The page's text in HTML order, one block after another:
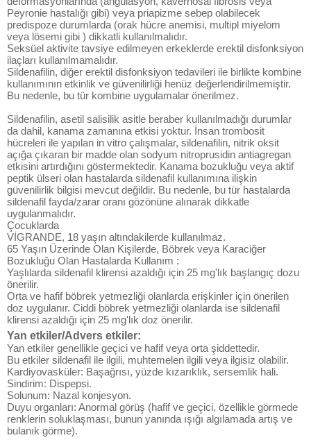
Peyronie hastalığı gibi) veya priapizme sebep olabilecek
predispoze durumlarda (orak hücre anemisi, multipl miyelom
veya lösemi gibi ) dikkatli kullanılmalıdır.
Seksüel aktivite tavsiye edilmeyen erkeklerde erektil disfonksiyon
ilaçları kullanılmamalıdır.
Sildenafilin, diğer erektil disfonksiyon tedavileri ile birlikte kombine
kullanımının etkinlik ve güvenilirliği henüz değerlendirilmemiştir.
Bu nedenle, bu tür kombine uygulamalar önerilmez.
Sildenafilin, asetil salisilik asitle beraber kullanılmadığı durumlar
da dahil, kanama zamanına etkisi yoktur. İnsan trombosit
hücreleri ile yapılan in vitro çalışmalar, sildenafilin, nitrik oksit
açığa çıkaran bir madde olan sodyum nitroprusidin antiagregan
etkisini artırdığını göstermektedir. Kanama bozukluğu veya aktif
peptik ülseri olan hastalarda sildenafil kullanımına ilişkin
güvenilirlik bilgisi mevcut değildir. Bu nedenle, bu tür hastalarda
sildenafil fayda/zarar oranı gözönüne alınarak dikkatle
uygulanmalıdır.
Çocuklarda
VİGRANDE, 18 yaşın altındakilerde kullanılmaz.
65 Yaşın Üzerinde Olan Kişilerde, Böbrek veya Karaciğer
Bozukluğu Olan Hastalarda Kullanım :
Yaşlılarda sildenafil klirensi azaldığı için 25 mg'lık başlangıç dozu
önerilir.
Orta ve hafif böbrek yetmezliği olanlarda erişkinler için önerilen
doz uygulanır. Ciddi böbrek yetmezliği olanlarda ise sildenafil
klirensi azaldığı için 25 mg'lık doz önerilir.
Yan etkiler/Advers etkiler:
Yan etkiler genellikle geçici ve hafif veya orta şiddettedir.
Bu etkiler sildenafil ile ilgili, muhtemelen ilgili veya ilgisiz olabilir.
Kardiyovasküler: Başağrısı, yüzde kızarıklık, sersemlik hali.
Sindirim: Dispepsi.
Solunum: Nazal konjesyon.
Duyu organları: Anormal görüş (hafif ve geçici, özellikle görmede
renklerin soluklaşması, bunun yanında ışığı algılamada artış ve
bulanık görme).